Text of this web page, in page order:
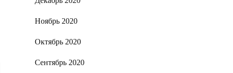
Ноябрь 2020
Октябрь 2020
Сентябрь 2020